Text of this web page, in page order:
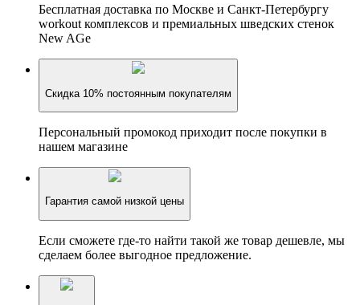
Бесплатная доставка по Москве и Санкт-Петербургу
workout комплексов и премиальных шведских стенок
New AGe
Скидка 10% постоянным покупателям
Персональный промокод приходит после покупки в
нашем магазине
Гарантия самой низкой цены
Если сможете где-то найти такой же товар дешевле, мы
сделаем более выгодное предложение.